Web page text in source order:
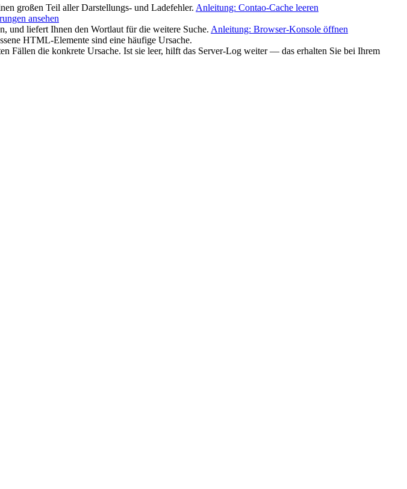
großen Teil aller Darstellungs- und Ladefehler. Anleitung: Contao-Cache leeren
ansehen
und liefert Ihnen den Wortlaut für die weitere Suche. Anleitung: Browser-Konsole öffnen
HTML-Elemente sind eine häufige Ursache.
Fällen die konkrete Ursache. Ist sie leer, hilft das Server-Log weiter — das erhalten Sie bei Ihrem